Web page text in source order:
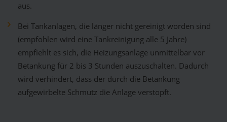
aus.
Bei Tankanlagen, die länger nicht gereinigt worden sind
(empfohlen wird eine Tankreinigung alle 5 Jahre)
empfiehlt es sich, die Heizungsanlage unmittelbar vor
Betankung für 2 bis 3 Stunden auszuschalten. Dadurch
wird verhindert, dass der durch die Betankung
aufgewirbelte Schmutz die Anlage verstopft.